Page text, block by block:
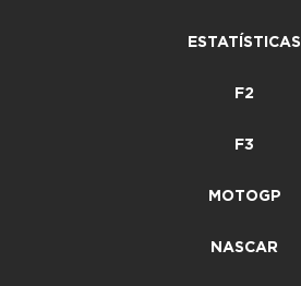
ESTATÍSTICAS
F2
F3
MOTOGP
NASCAR